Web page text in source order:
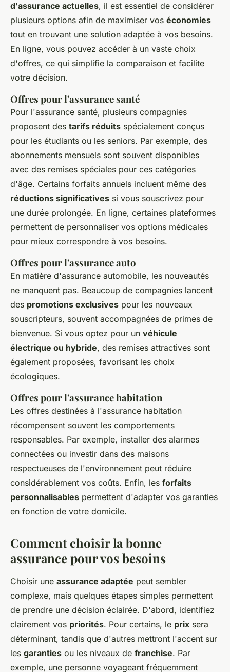
d'assurance actuelles, il est essentiel de considérer
plusieurs options afin de maximiser vos économies
tout en trouvant une solution adaptée à vos besoins.
En ligne, vous pouvez accéder à un vaste choix
d'offres, ce qui simplifie la comparaison et facilite
votre décision.
Offres pour l'assurance santé
Pour l'assurance santé, plusieurs compagnies
proposent des tarifs réduits spécialement conçus
pour les étudiants ou les seniors. Par exemple, des
abonnements mensuels sont souvent disponibles
avec des remises spéciales pour ces catégories
d'âge. Certains forfaits annuels incluent même des
réductions significatives si vous souscrivez pour
une durée prolongée. En ligne, certaines plateformes
permettent de personnaliser vos options médicales
pour mieux correspondre à vos besoins.
Offres pour l'assurance auto
En matière d'assurance automobile, les nouveautés
ne manquent pas. Beaucoup de compagnies lancent
des promotions exclusives pour les nouveaux
souscripteurs, souvent accompagnées de primes de
bienvenue. Si vous optez pour un véhicule
électrique ou hybride, des remises attractives sont
également proposées, favorisant les choix
écologiques.
Offres pour l'assurance habitation
Les offres destinées à l'assurance habitation
récompensent souvent les comportements
responsables. Par exemple, installer des alarmes
connectées ou investir dans des maisons
respectueuses de l'environnement peut réduire
considérablement vos coûts. Enfin, les forfaits
personnalisables permettent d'adapter vos garanties
en fonction de votre domicile.
Comment choisir la bonne
assurance pour vos besoins
Choisir une assurance adaptée peut sembler
complexe, mais quelques étapes simples permettent
de prendre une décision éclairée. D'abord, identifiez
clairement vos priorités. Pour certains, le prix sera
déterminant, tandis que d'autres mettront l'accent sur
les garanties ou les niveaux de franchise. Par
exemple, une personne voyageant fréquemment